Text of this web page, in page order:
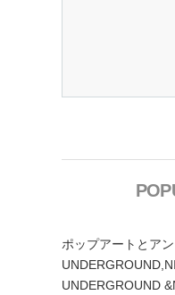
ポップアートとア
UNDERGROUND